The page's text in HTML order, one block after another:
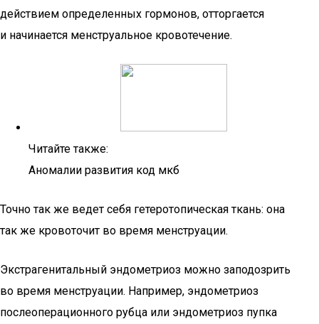
действием определенных гормонов, отторгается
и начинается менструальное кровотечение.
Читайте также:
Аномалии развития код мкб
Точно так же ведет себя гетеротопическая ткань: она
так же кровоточит во время менструации.
Экстрагенитальный эндометриоз можно заподозрить
во время менструации. Например, эндометриоз
послеоперационного рубца или эндометриоз пупка